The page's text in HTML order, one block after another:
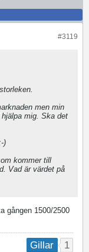
#3119
men min
mig. Ska det
)
kommer till
Vad är värdet på
gången 1500/2500
Gillar 1